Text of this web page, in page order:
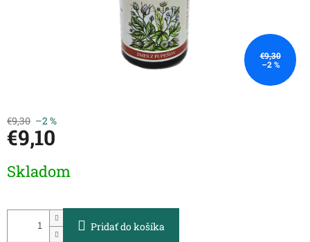
€9,30
–2 %
€9,30 –2 %
€9,10
cena:
Skladom
Pridať do košíka